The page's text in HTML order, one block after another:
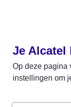
Je Alcatel
Op deze pagina
instellingen om